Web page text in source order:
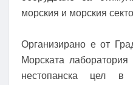
морския и морския
Организирано е от
Морската
нестопанска цел в